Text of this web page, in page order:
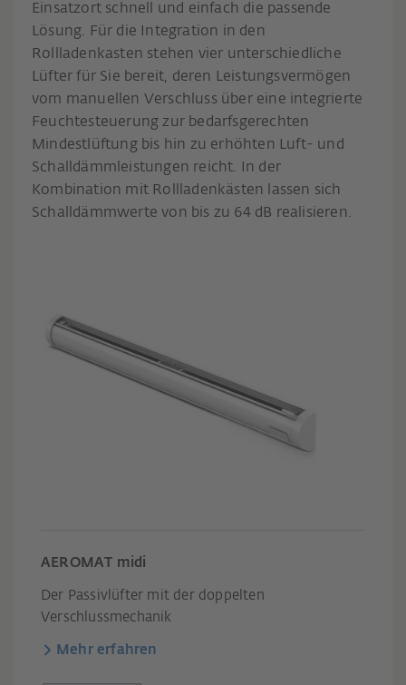
Einsatzort schnell und einfach die passende
Lösung. Für die Integration in den
Rollladenkasten stehen vier unterschiedliche
Lüfter für Sie bereit, deren Leistungsvermögen
vom manuellen Verschluss über eine integrierte
Feuchtesteuerung zur bedarfsgerechten
Mindestlüftung bis hin zu erhöhten Luft- und
Schalldämmleistungen reicht. In der
Kombination mit Rollladenkästen lassen sich
Schalldämmwerte von bis zu 64 dB realisieren.
AEROMAT midi
Der Passivlüfter mit der doppelten
Verschlussmechanik
Mehr erfahren